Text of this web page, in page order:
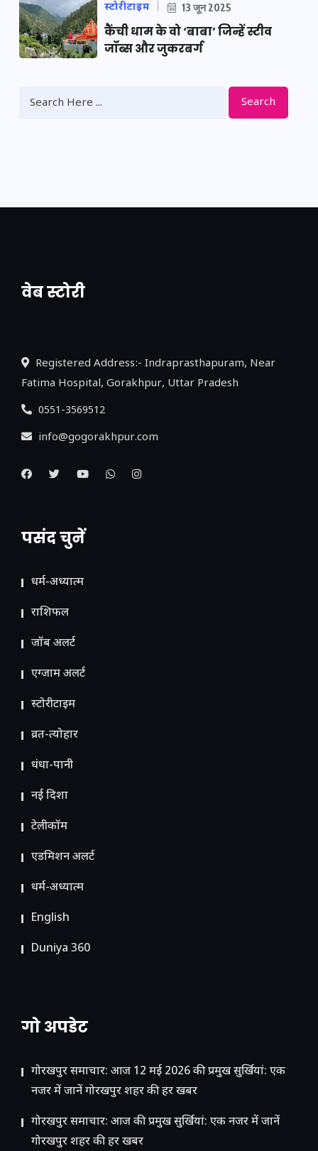
स्टोरीटाइम 13 जून 2025
कैंची धाम के वो ‘बाबा’ जिन्हें स्टीव
जॉब्स और जुकरबर्ग
Search
वेब स्टोरी
नया एक्सप्रेसवे: पूर्वांचल का लक, डेवलपमेंट का
Registered Address:- Indraprasthapuram, Near
Fatima Hospital, Gorakhpur, Uttar Pradesh
0551-3569512
info@gogorakhpur.com
पसंद चुनें
धर्म-अध्यात्म
राशिफल
जॉब अलर्ट
एग्जाम अलर्ट
स्टोरीटाइम
व्रत-त्योहार
धंधा-पानी
नई दिशा
टेलीकॉम
ए​डमिशन अलर्ट
धर्म-अध्यात्म
English
Duniya 360
गो अपडेट
गोरखपुर समाचार: आज 12 मई 2026 की प्रमुख सुर्खियां: एक
नजर में जानें गोरखपुर शहर की हर खबर
गोरखपुर समाचार: आज की प्रमुख सुर्खियां: एक नजर में जानें
गोरखपुर शहर की हर खबर